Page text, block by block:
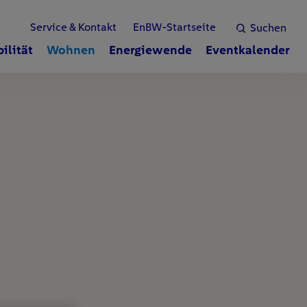
Suchen
Service & Kontakt EnBW-Startseite
Wohnen Energiewende Eventkalender